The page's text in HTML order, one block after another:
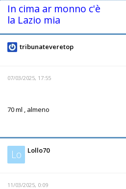
In cima ar monno c'è
la Lazio mia
tribunateveretop
07/03/2025, 17:55
70 ml , almeno
Lo Lollo70
11/03/2025, 0:09